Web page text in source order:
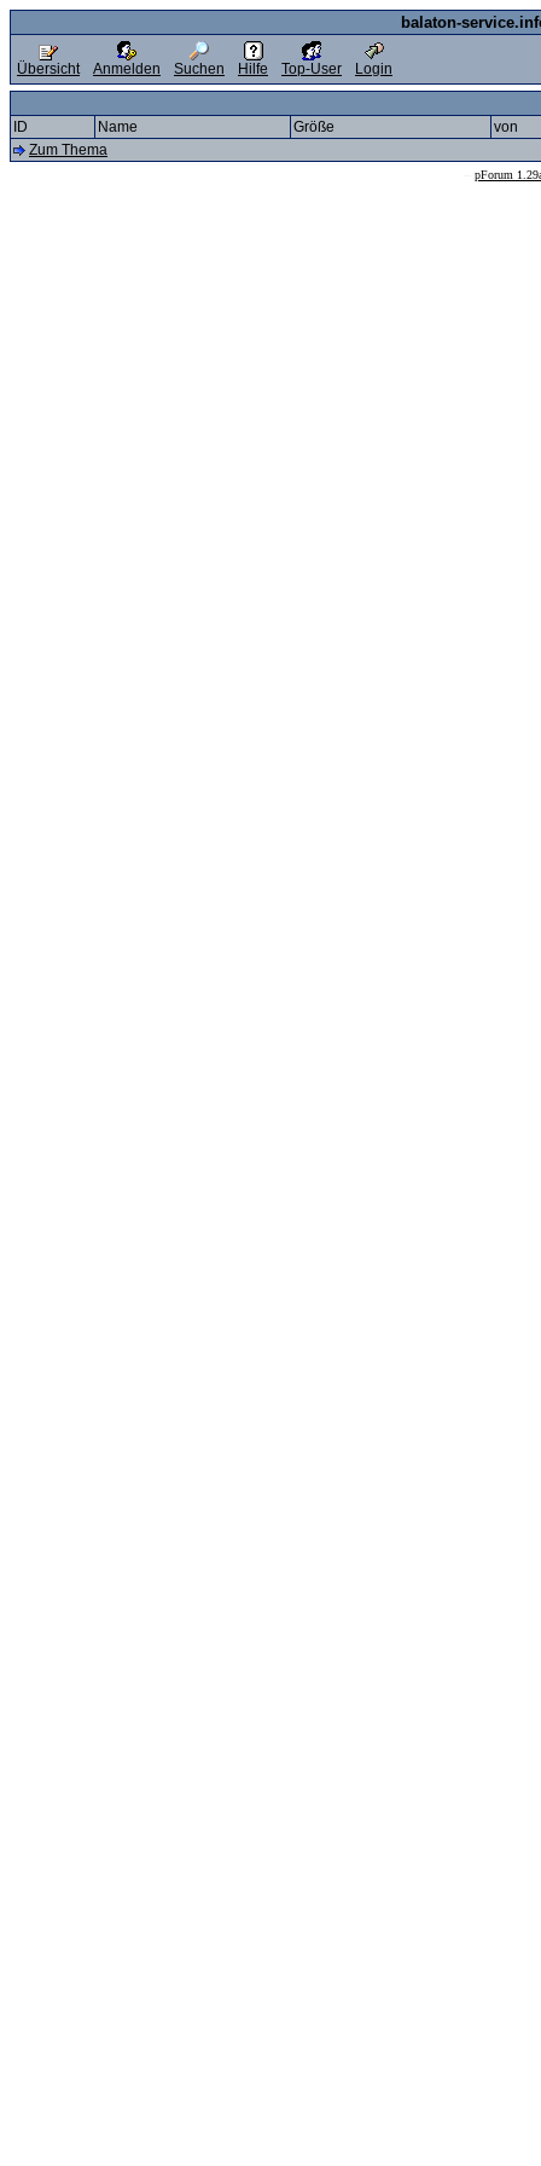
balaton-
Übersicht Anmelden Suchen Hilfe Top-User Login
ID Name Größe
von
Zum Thema
pForum